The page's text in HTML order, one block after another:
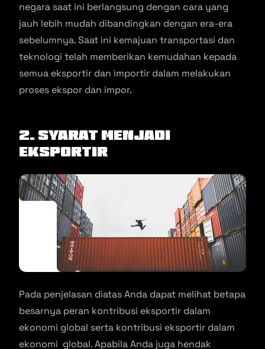
negara saat ini berlangsung dengan cara yang
jauh lebih mudah dibandingkan dengan era-era
sebelumnya. Saat ini kemajuan transportasi dan
teknologi telah memberikan kemudahan kepada
semua eksportir dan importir dalam melakukan
proses ekspor dan impor.
2. Syarat Menjadi
Eksportir
Pada penjelasan diatas Anda dapat melihat betapa
besarnya peran kontribusi eksportir dalam
ekonomi global serta kontribusi eksportir dalam
ekonomi global. Apabila Anda juga hendak